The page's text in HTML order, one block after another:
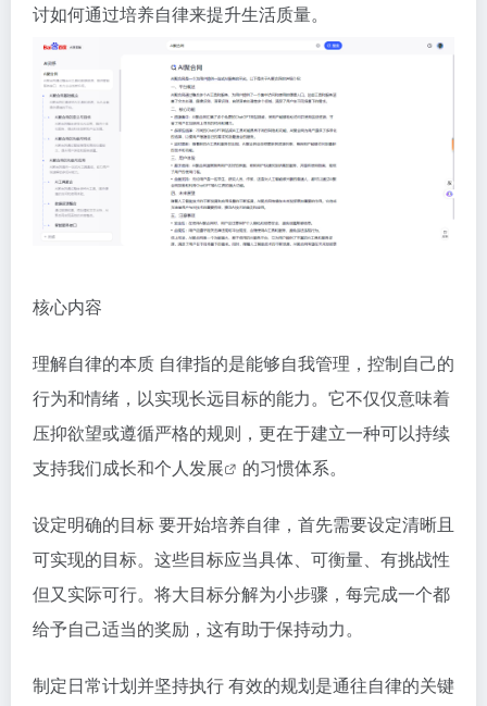
讨如何通过培养自律来提升生活质量。
核心内容
理解自律的本质 自律指的是能够自我管理，控制自己的
行为和情绪，以实现长远目标的能力。它不仅仅意味着
压抑欲望或遵循严格的规则，更在于建立一种可以持续
支持我们成长和个人发展 的习惯体系。
设定明确的目标 要开始培养自律，首先需要设定清晰且
可实现的目标。这些目标应当具体、可衡量、有挑战性
但又实际可行。将大目标分解为小步骤，每完成一个都
给予自己适当的奖励，这有助于保持动力。
制定日常计划并坚持执行 有效的规划是通往自律的关键